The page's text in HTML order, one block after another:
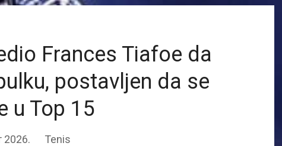
Frances Tiafoe da
postavljen da se
u Top 15
2026. Tenis